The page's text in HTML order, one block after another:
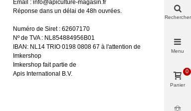
Email : info@apiculture-magasin.fr
Réponse dans un délai de 48h ouvrées.
Numéro de Siret : 62607170
Nº de TVA : NL854884956B01
IBAN: NL14 TRIO 0198 0808 67 à l'attention de
Imkershop
Imkershop fait partie de
Apis International B.V.
Rechercher
Menu
Panier
0